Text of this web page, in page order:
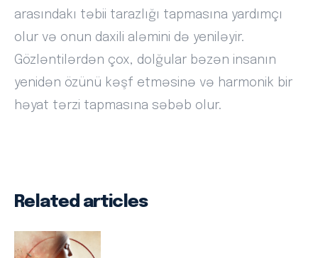
arasındakı təbii tarazlığı tapmasına yardımçı
olur və onun daxili aləmini də yeniləyir.
Gözləntilərdən çox, dolğular bəzən insanın
yenidən özünü kəşf etməsinə və harmonik bir
həyat tərzi tapmasına səbəb olur.
Related articles